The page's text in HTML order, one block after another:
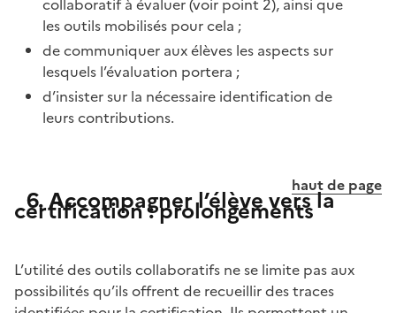
les outils mobilisés pour cela ;
de communiquer aux élèves les aspects sur
lesquels l’évaluation portera ;
d’insister sur la nécessaire identification de
leurs contributions.
haut de page
6. Accompagner l’élève vers la
certification : prolongements
L’utilité des outils collaboratifs ne se limite pas aux
possibilités qu’ils offrent de recueillir des traces